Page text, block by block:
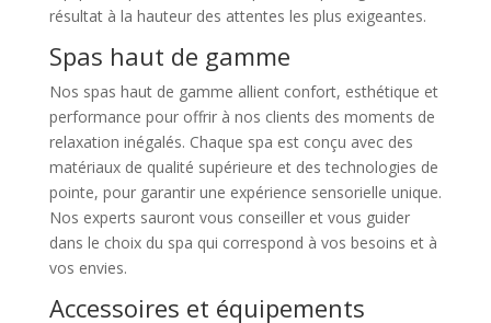
résultat à la hauteur des attentes les plus exigeantes.
Spas haut de gamme
Nos spas haut de gamme allient confort, esthétique et
performance pour offrir à nos clients des moments de
relaxation inégalés. Chaque spa est conçu avec des
matériaux de qualité supérieure et des technologies de
pointe, pour garantir une expérience sensorielle unique.
Nos experts sauront vous conseiller et vous guider
dans le choix du spa qui correspond à vos besoins et à
vos envies.
Accessoires et équipements